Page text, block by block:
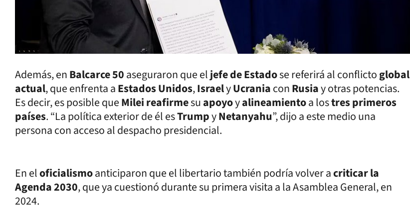
Además, enBalcarce 50aseguraron que eljefe de Estadose referirá al conflictoglobal
actual, que enfrenta aEstados Unidos,IsraelyUcraniaconRusiay otras potencias.
Es decir, es posible queMilei reafirmesuapoyoyalineamientoa lostres primeros
países. “La política exterior de él esTrumpyNetanyahu”, dijo a este medio una
persona con acceso al despacho presidencial.
En eloficialismoanticiparon que el libertario también podría volver acriticar la
Agenda 2030, que ya cuestionó durante su primera visita a la Asamblea General, en
2024.